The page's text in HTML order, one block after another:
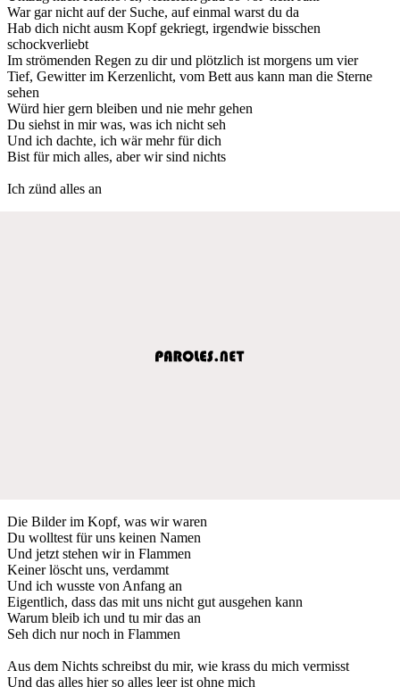
War gar nicht auf der Suche, auf einmal warst du da
Hab dich nicht ausm Kopf gekriegt, irgendwie bisschen
schockverliebt
Im strömenden Regen zu dir und plötzlich ist morgens um vier
Tief, Gewitter im Kerzenlicht, vom Bett aus kann man die Sterne
sehen
Würd hier gern bleiben und nie mehr gehen
Du siehst in mir was, was ich nicht seh
Und ich dachte, ich wär mehr für dich
Bist für mich alles, aber wir sind nichts
Ich zünd alles an
Die Bilder im Kopf, was wir waren
Du wolltest für uns keinen Namen
Und jetzt stehen wir in Flammen
Keiner löscht uns, verdammt
Und ich wusste von Anfang an
Eigentlich, dass das mit uns nicht gut ausgehen kann
Warum bleib ich und tu mir das an
Seh dich nur noch in Flammen
Aus dem Nichts schreibst du mir, wie krass du mich vermisst
Und das alles hier so alles leer ist ohne mich